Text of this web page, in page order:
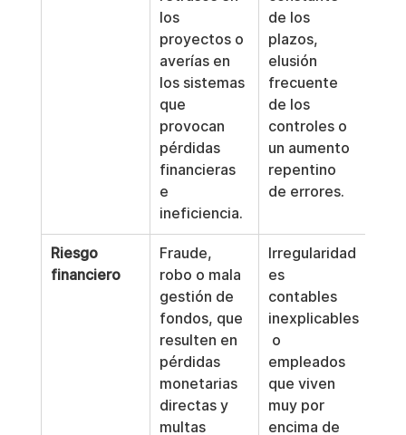
los
proyectos o
averías en
los sistemas
que
provocan
pérdidas
financieras
e
ineficiencia.
de los
plazos,
elusión
frecuente
de los
controles o
un aumento
repentino
de errores.
Riesgo
financiero
Fraude,
robo o mala
gestión de
fondos, que
resulten en
pérdidas
monetarias
directas y
multas
Irregularidad
es
contables
inexplicables
o
empleados
que viven
muy por
encima de